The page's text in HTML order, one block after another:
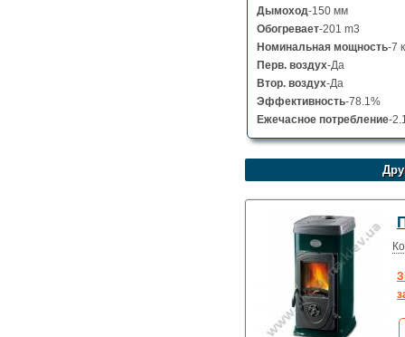
Дымоход-150 мм
Обогревает-201 m3
Номинальная мощность-7
Перв. воздух-Да
Втор. воздух-Да
Эффективность-78.1%
Ежечасное потребление-